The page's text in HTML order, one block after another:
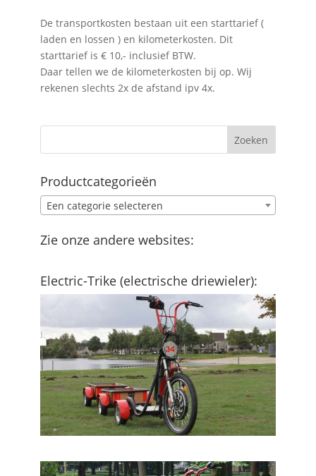
De transportkosten bestaan uit een starttarief (
laden en lossen ) en kilometerkosten. Dit
starttarief is € 10,- inclusief BTW.
Daar tellen we de kilometerkosten bij op. Wij
rekenen slechts 2x de afstand ipv 4x.
Productcategorieën
Een categorie selecteren
Zie onze andere websites:
Electric-Trike (electrische driewieler):